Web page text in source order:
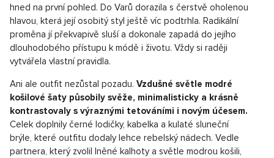
hned na první pohled. Do Varů dorazila s čerstvě oholenou
hlavou, která její osobitý styl ještě víc podtrhla. Radikální
proměna jí překvapivě sluší a dokonale zapadá do jejího
dlouhodobého přístupu k módě i životu. Vždy si raději
vytvářela vlastní pravidla.
Ani ale outfit nezůstal pozadu. Vzdušné světle modré
košilové šaty působily svěže, minimalisticky a krásně
kontrastovaly s výraznými tetováními i novým účesem.
Celek doplnily černé lodičky, kabelka a kulaté sluneční
brýle, které outfitu dodaly lehce rebelský nádech. Vedle
partnera, který zvolil lněné kalhoty a světle modrou košili,